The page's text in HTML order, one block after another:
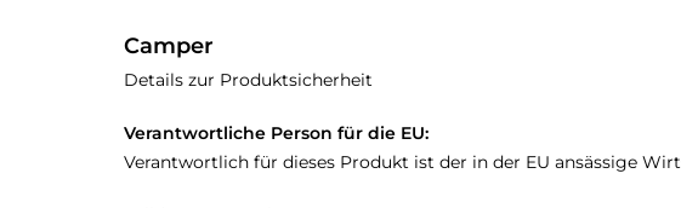
Camper
Details zur Produktsicherheit
Verantwortliche Person für die EU:
Verantwortlich für dieses Produkt ist der in der EU ansässige